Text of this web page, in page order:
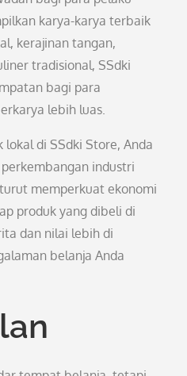
karya-karya terbaik
kerajinan tangan,
tradisional, SSdki
bagi para
lebih luas.
di SSdki Store, Anda
industri
memperkuat ekonomi
produk yang dibeli di
dan nilai lebih di
belanja Anda